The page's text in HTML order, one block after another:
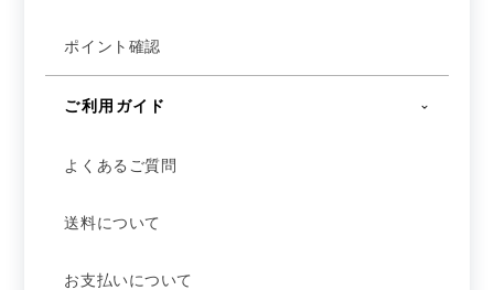
ポイント確認
ご利用ガイド
よくあるご質問
送料について
お支払いについて